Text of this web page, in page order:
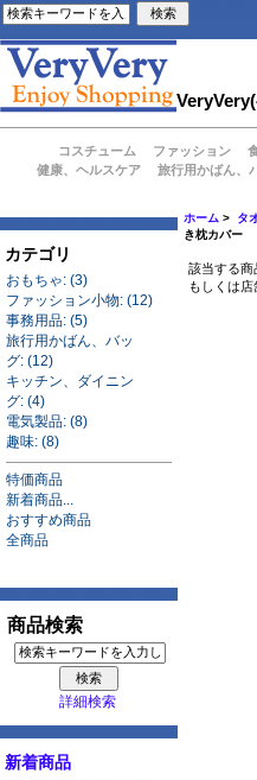
コスチューム ファッション
健康、ヘルスケア
旅行用かばん、
カテゴリ
おもちゃ: (3)
ファッション小物: (12)
事務用品: (5)
旅行用かばん、バッ
グ: (12)
キッチン、ダイニン
グ: (4)
電気製品: (8)
趣味: (8)
特価商品
新着商品...
おすすめ商品
全商品
商品検索
詳細検索
新着商品
ホーム > タ
き枕カバー
該当する商
もしくは